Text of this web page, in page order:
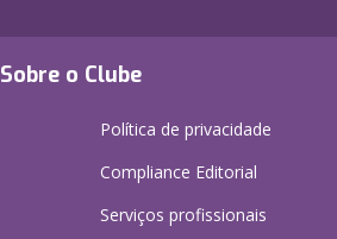
Sobre o Clube
Política de privacidade
Compliance Editorial
Serviços profissionais